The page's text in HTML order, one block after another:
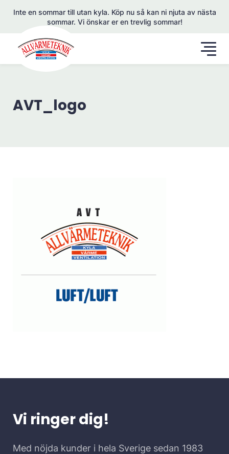
Inte en sommar till utan kyla. Köp nu så kan ni njuta av nästa
sommar. Vi önskar er en trevlig sommar!
AVT_logo
Vi ringer dig!
Med nöjda kunder i hela Sverige sedan 1983